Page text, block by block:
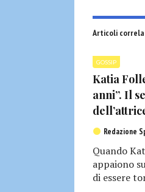
Articoli
GOSSIP
Katia
anni”. Il
Redazione
Quando
appaiono
di essere